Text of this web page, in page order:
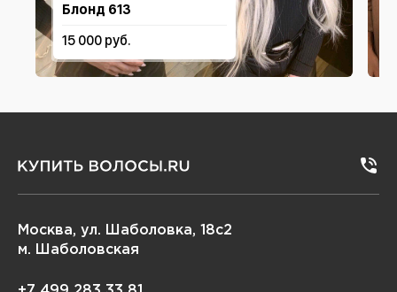
Блонд 613
15 000 руб.
Москва, ул. Шаболовка, 18с2
м. Шаболовская